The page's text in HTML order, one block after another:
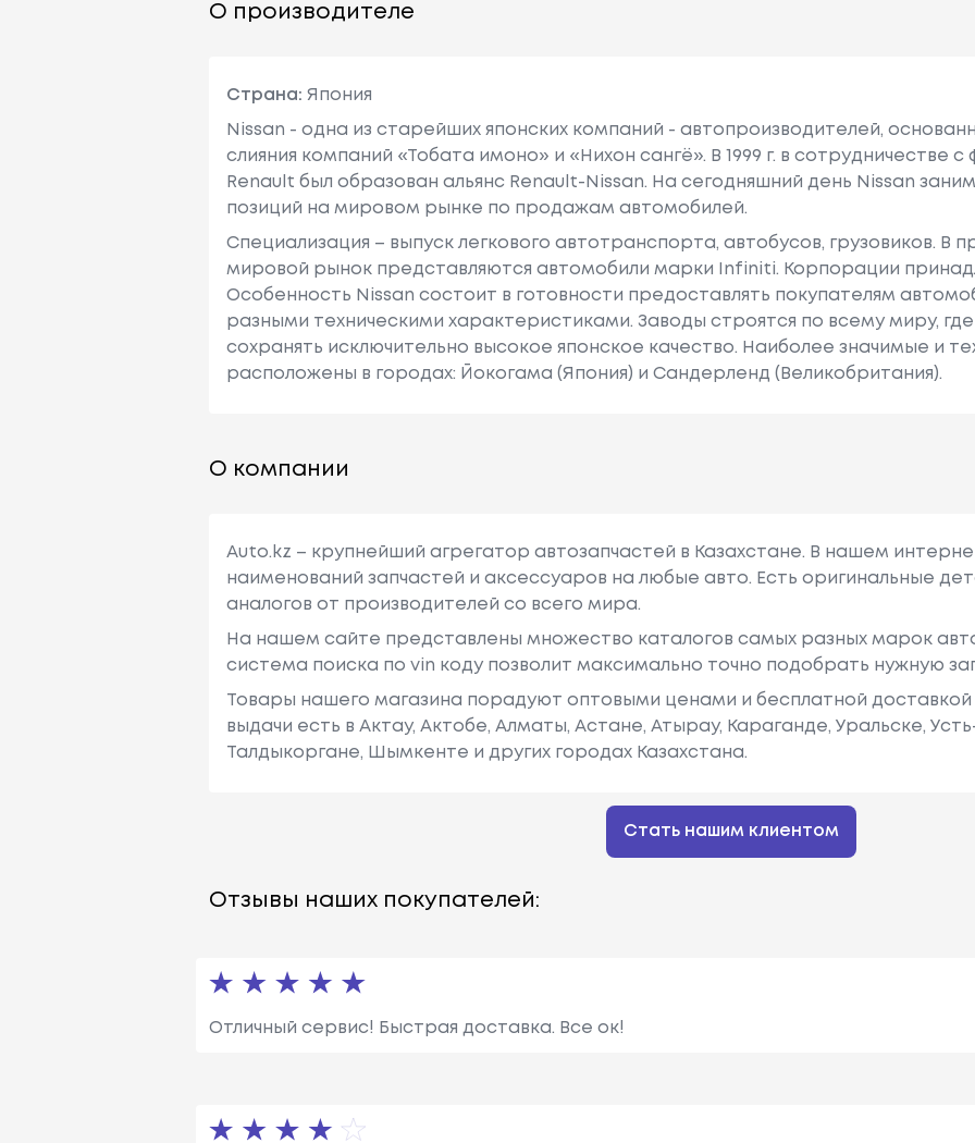
О производителе
Страна: Япония
Nissan - одна из старейших японских компаний - автопроизводителей,
слияния компаний «Тобата имоно» и «Нихон сангё». В 1999 г. в сотрудничестве
Renault был образован альянс Renault-Nissan. На сегодняшний день Nissan
позиций на мировом рынке по продажам автомобилей.
Специализация – выпуск легкового автотранспорта, автобусов, грузовиков. В
мировой рынок представляются автомобили марки Infiniti. Корпорации
Особенность Nissan состоит в готовности предоставлять покупателям
разными техническими характеристиками. Заводы строятся по всему миру,
сохранять исключительно высокое японское качество. Наиболее значимые и
расположены в городах: Йокогама (Япония) и Сандерленд (Великобритания).
О компании
Auto.kz – крупнейший агрегатор автозапчастей в Казахстане. В нашем
наименований запчастей и аксессуаров на любые авто. Есть оригинальные
аналогов от производителей со всего мира.
На нашем сайте представлены множество каталогов самых разных марок
система поиска по vin коду позволит максимально точно подобрать нужную
Товары нашего магазина порадуют оптовыми ценами и бесплатной доставкой
выдачи есть в Актау, Актобе, Алматы, Астане, Атырау, Караганде, Уральске,
Талдыкоргане, Шымкенте и других городах Казахстана.
Стать нашим клиентом
Отзывы наших покупателей:
Отличный сервис! Быстрая доставка. Все ок!